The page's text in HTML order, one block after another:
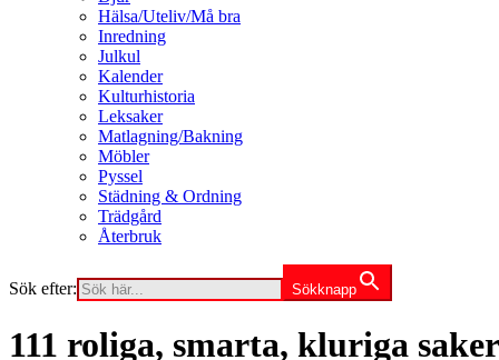
Hälsa/Uteliv/Må bra
Inredning
Julkul
Kalender
Kulturhistoria
Leksaker
Matlagning/Bakning
Möbler
Pyssel
Städning & Ordning
Trädgård
Återbruk
Sök efter: Sökknapp
111 roliga, smarta, kluriga saker